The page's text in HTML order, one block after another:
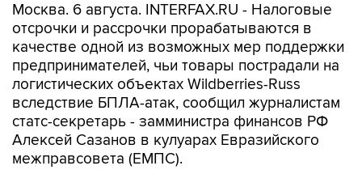
Москва. 6 августа. INTERFAX.RU - Налоговые
отсрочки и рассрочки прорабатываются в
качестве одной из возможных мер поддержки
предпринимателей, чьи товары пострадали на
логистических объектах Wildberries-Russ
вследствие БПЛА-атак, сообщил журналистам
статс-секретарь - замминистра финансов РФ
Алексей Сазанов в кулуарах Евразийского
межправсовета (ЕМПС).